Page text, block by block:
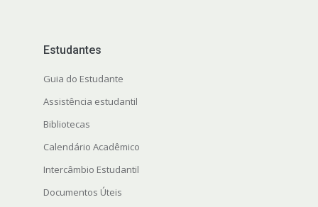
Estudantes
Guia do Estudante
Assistência estudantil
Bibliotecas
Calendário Acadêmico
Intercâmbio Estudantil
Documentos Úteis